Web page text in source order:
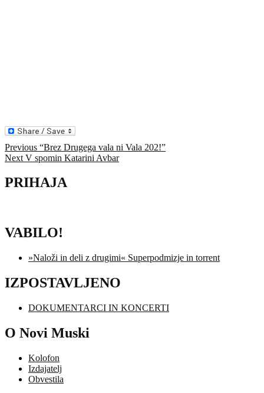
Navigacija
prispevka
Previous Previous
post:
“Brez Drugega vala ni Vala 202!”
Next Next
V spomin Katarini Avbar
PRIHAJA
VABILO!
»Naloži in deli z drugimi« Superpodmizje in torrent
IZPOSTAVLJENO
DOKUMENTARCI IN KONCERTI
O Novi Muski
Kolofon
Izdajatelj
Obvestila